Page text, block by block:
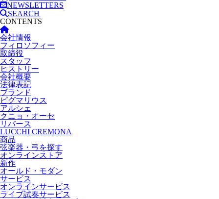
NEWSLETTERS
SEARCH
CONTENTS
会社情報
フィロソフィー
取締役
スタッフ
ヒストリー
会社概要
法律表記
ブランド
ピグマリウス
アルシェ
クニョ・オーセ
リバース
LUCCHI CREMONA
商品
弦楽器・弓を探す
オンラインストア
新作
オールド・モダン
サービス
オンラインサービス
ライブ試奏サービス